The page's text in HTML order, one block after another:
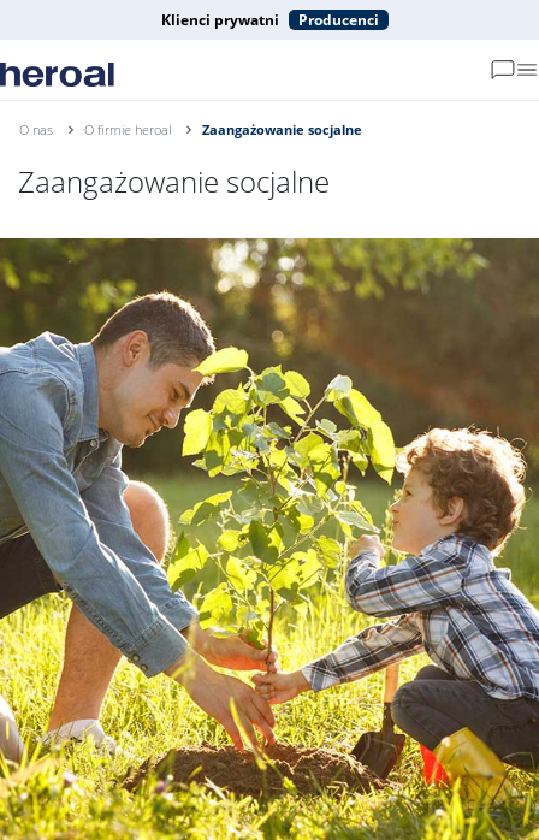
Klienci prywatni Producenci
O nas O firmie heroal Zaangażowanie socjalne
Zaangażowanie socjalne